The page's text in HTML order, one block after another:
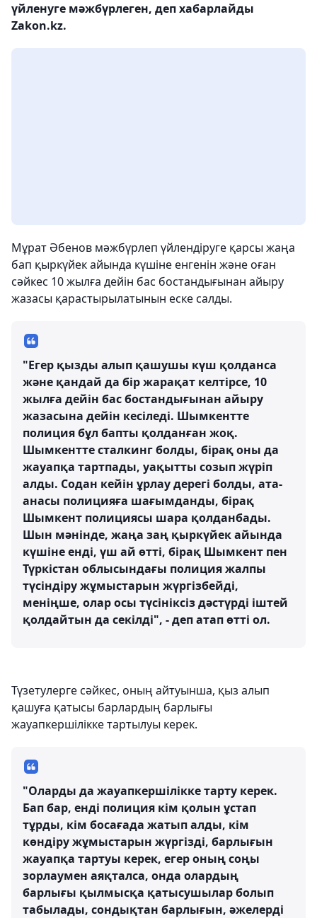
үйленуге мәжбүрлеген, деп хабарлайды
Zakon.kz.
Мұрат Әбенов мәжбүрлеп үйлендіруге қарсы жаңа
бап қыркүйек айында күшіне енгенін және оған
сәйкес 10 жылға дейін бас бостандығынан айыру
жазасы қарастырылатынын еске салды.
"Егер қызды алып қашушы күш қолданса
және қандай да бір жарақат келтірсе, 10
жылға дейін бас бостандығынан айыру
жазасына дейін кесіледі. Шымкентте
полиция бұл бапты қолданған жоқ.
Шымкентте сталкинг болды, бірақ оны да
жауапқа тартпады, уақытты созып жүріп
алды. Содан кейін ұрлау дерегі болды, ата-
анасы полицияға шағымданды, бірақ
Шымкент полициясы шара қолданбады.
Шын мәнінде, жаңа заң қыркүйек айында
күшіне енді, үш ай өтті, бірақ Шымкент пен
Түркістан облысындағы полиция жалпы
түсіндіру жұмыстарын жүргізбейді,
меніңше, олар осы түсініксіз дәстүрді іштей
қолдайтын да секілді", - деп атап өтті ол.
Түзетулерге сәйкес, оның айтуынша, қыз алып
қашуға қатысы барлардың барлығы
жауапкершілікке тартылуы керек.
"Оларды да жауапкершілікке тарту керек.
Бап бар, енді полиция кім қолын ұстап
тұрды, кім босағада жатып алды, кім
көндіру жұмыстарын жүргізді, барлығын
жауапқа тартуы керек, егер оның соңы
зорлаумен аяқталса, онда олардың
барлығы қылмысқа қатысушылар болып
табылады, сондықтан барлығын, әжелерді